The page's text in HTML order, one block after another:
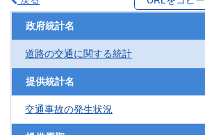
政府統計名
道路の交通に関する統計
提供統計名
交通事故の発生状況